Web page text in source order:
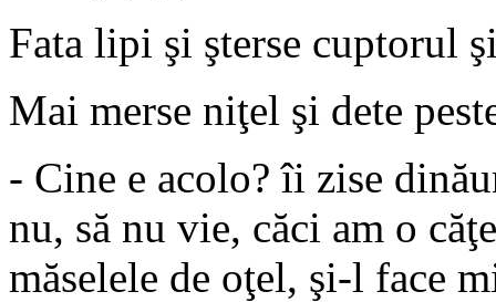
Fata lipi şi şterse cuptorul
Mai merse niţel şi dete
- Cine e acolo? îi zise
nu, să nu vie, căci am o
măselele de oţel, şi-l face